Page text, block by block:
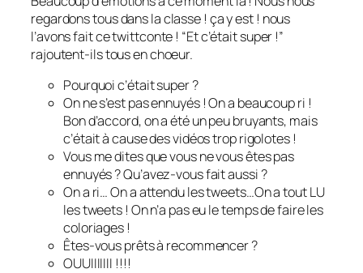
regardons tous dans la classe ! ça y est ! nous
l’avons fait ce twittconte ! “Et c’était super !”
rajoutent-ils tous en choeur.
Pourquoi c’était super ?
On ne s’est pas ennuyés ! On a beaucoup ri !
Bon d’accord, on a été un peu bruyants, mais
c’était à cause des vidéos trop rigolotes !
Vous me dites que vous ne vous êtes pas
ennuyés ? Qu’avez-vous fait aussi ?
On a ri… On a attendu les tweets…On a tout LU
les tweets ! On n’a pas eu le temps de faire les
coloriages !
Êtes-vous prêts à recommencer ?
OUUIIIIIII !!!!